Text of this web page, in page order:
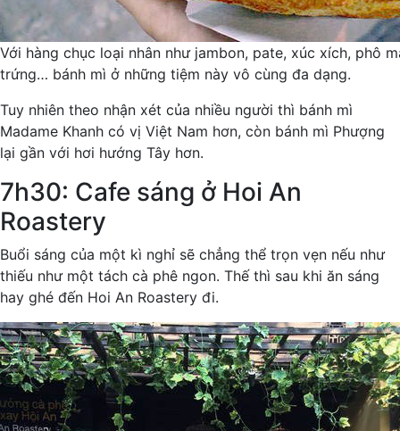
Với hàng chục loại nhân như jambon, pate, xúc xích, phô
trứng… bánh mì ở những tiệm này vô cùng đa dạng.
Tuy nhiên theo nhận xét của nhiều người thì bánh mì
Madame Khanh có vị Việt Nam hơn, còn bánh mì Phượng
lại gần với hơi hướng Tây hơn.
7h30: Cafe sáng ở Hoi An
Roastery
Buổi sáng của một kì nghỉ sẽ chẳng thể trọn vẹn nếu như
thiếu như một tách cà phê ngon. Thế thì sau khi ăn sáng
hay ghé đến Hoi An Roastery đi.